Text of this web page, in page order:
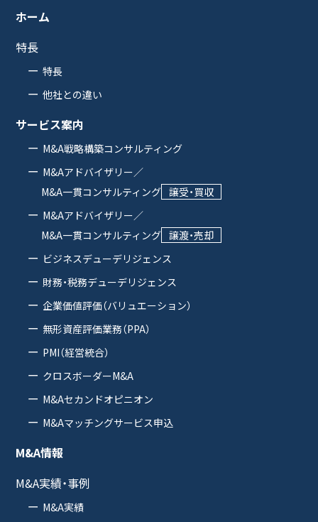
ホーム
特長
特長
他社との違い
サービス案内
M&A戦略構築コンサルティング
M&Aアドバイザリー／
M&A一貫コンサルティング 譲受・買収
M&Aアドバイザリー／
M&A一貫コンサルティング 譲渡・売却
ビジネスデューデリジェンス
財務・税務デューデリジェンス
企業価値評価（バリュエーション）
無形資産評価業務（PPA）
PMI（経営統合）
クロスボーダーM&A
M&Aセカンドオピニオン
M&Aマッチングサービス申込
M&A情報
M&A実績・事例
M&A実績